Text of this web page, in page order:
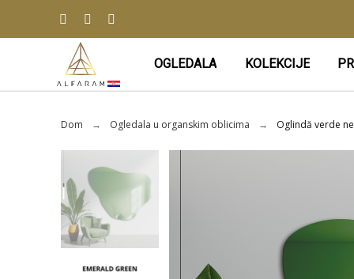
OGLEDALA KOLEKCIJE
Dom Ogledala u organskim oblicima Oglindă verde